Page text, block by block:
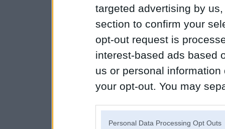
targeted advertising by
section to confirm your
opt-out request is
interest-based ads based
us or personal
your opt-out. You may
Personal Data Processing Opt Outs